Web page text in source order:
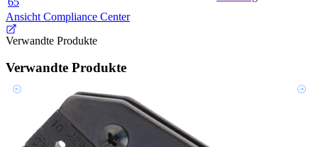
Ansicht Compliance Center
Verwandte Produkte
Verwandte Produkte